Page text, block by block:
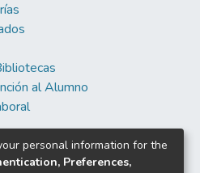
al Alumno
personal information for the
Preferences,